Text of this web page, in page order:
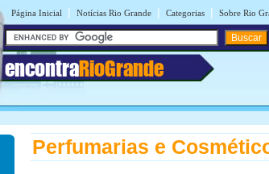
Página Inicial | Notícias Rio Grande | Categorias | Sobre Rio
encontraRioGrande
Perfumarias e